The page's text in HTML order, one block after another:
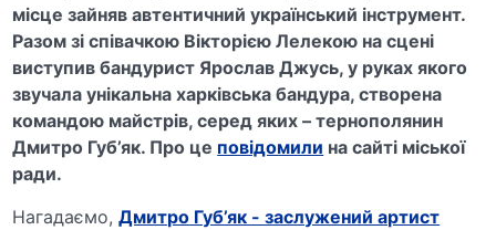
місце зайняв автентичний український інструмент.
Разом зі співачкою Вікторією Лелекою на сцені
виступив бандурист Ярослав Джусь, у руках якого
звучала унікальна харківська бандура, створена
командою майстрів, серед яких – тернополянин
Дмитро Губ’як. Про це повідомили на сайті міської
ради.
Нагадаємо,Дмитро Губ’як - заслужений артист